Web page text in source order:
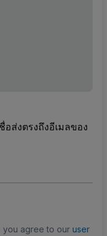
อส่งตรงถึงอีเมลของ
you agree to our user